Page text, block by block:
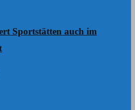
Sportstätten auch im